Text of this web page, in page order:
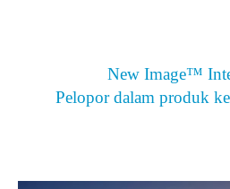
New Image™
Pelopor dalam produk